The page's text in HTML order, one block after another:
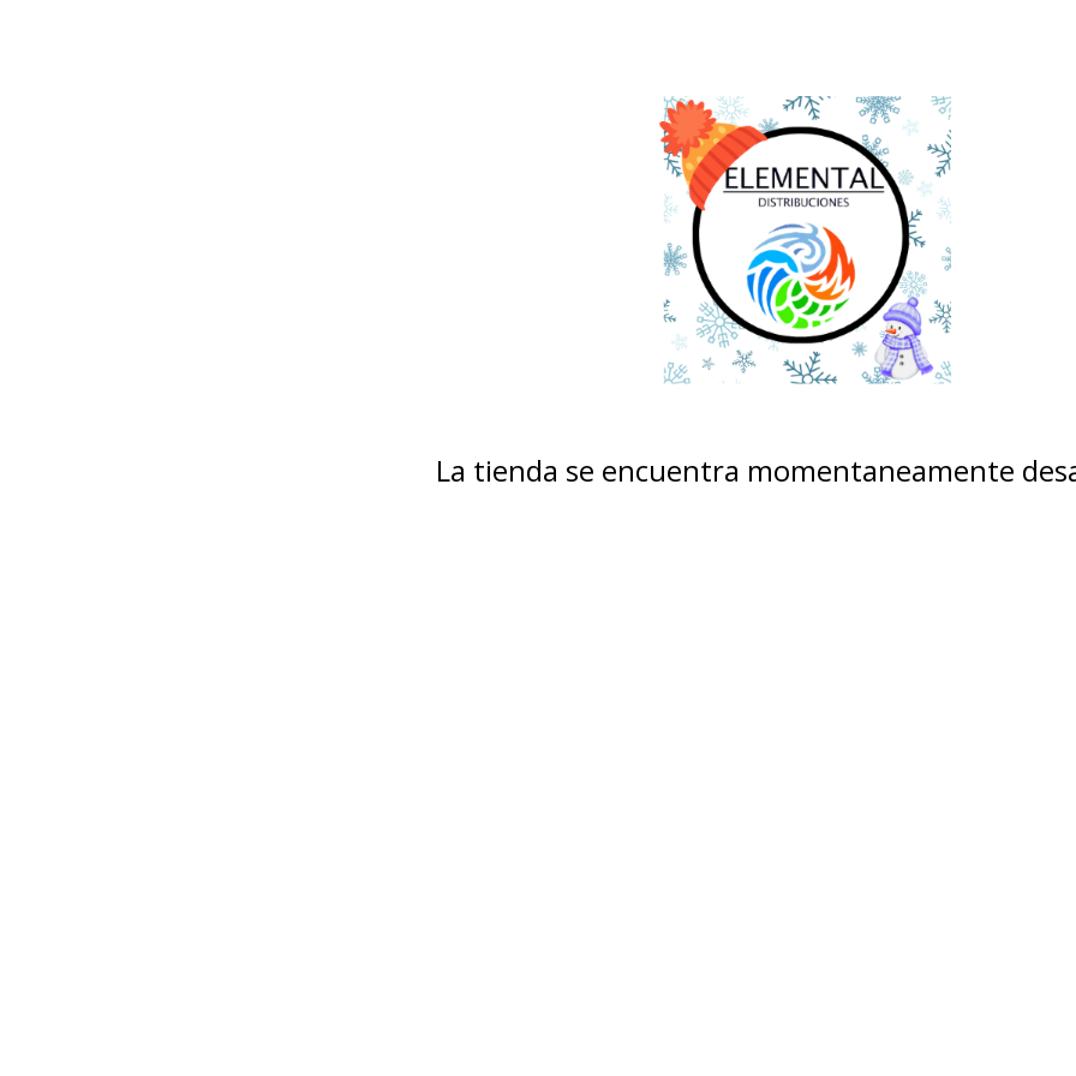
La tienda se encuentra momentaneamente